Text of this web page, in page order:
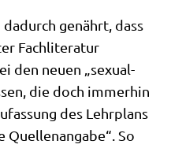
genährt, dass
Fach­li­te­ra­tur
den neu­en „sexu­al­
die doch immer­hin
des Lehr­plans
So